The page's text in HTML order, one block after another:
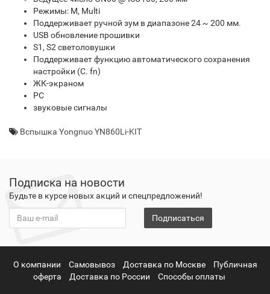
Режимы: M, Multi
Поддерживает ручной зум в диапазоне 24 ~ 200 мм.
USB обновление прошивки
S1, S2 светоловушки
Поддерживает функцию автоматического сохранения
настройки (C. fn)
ЖК-экраном
PC
звуковые сигналы
Вспышка Yongnuo YN860Li-KIT
Подписка на новости
Будьте в курсе новых акций и спецпредложений!
Подписаться
О компании Самовывоз Доставка по Москве
Публичная
оферта
Доставка по России Способы оплаты